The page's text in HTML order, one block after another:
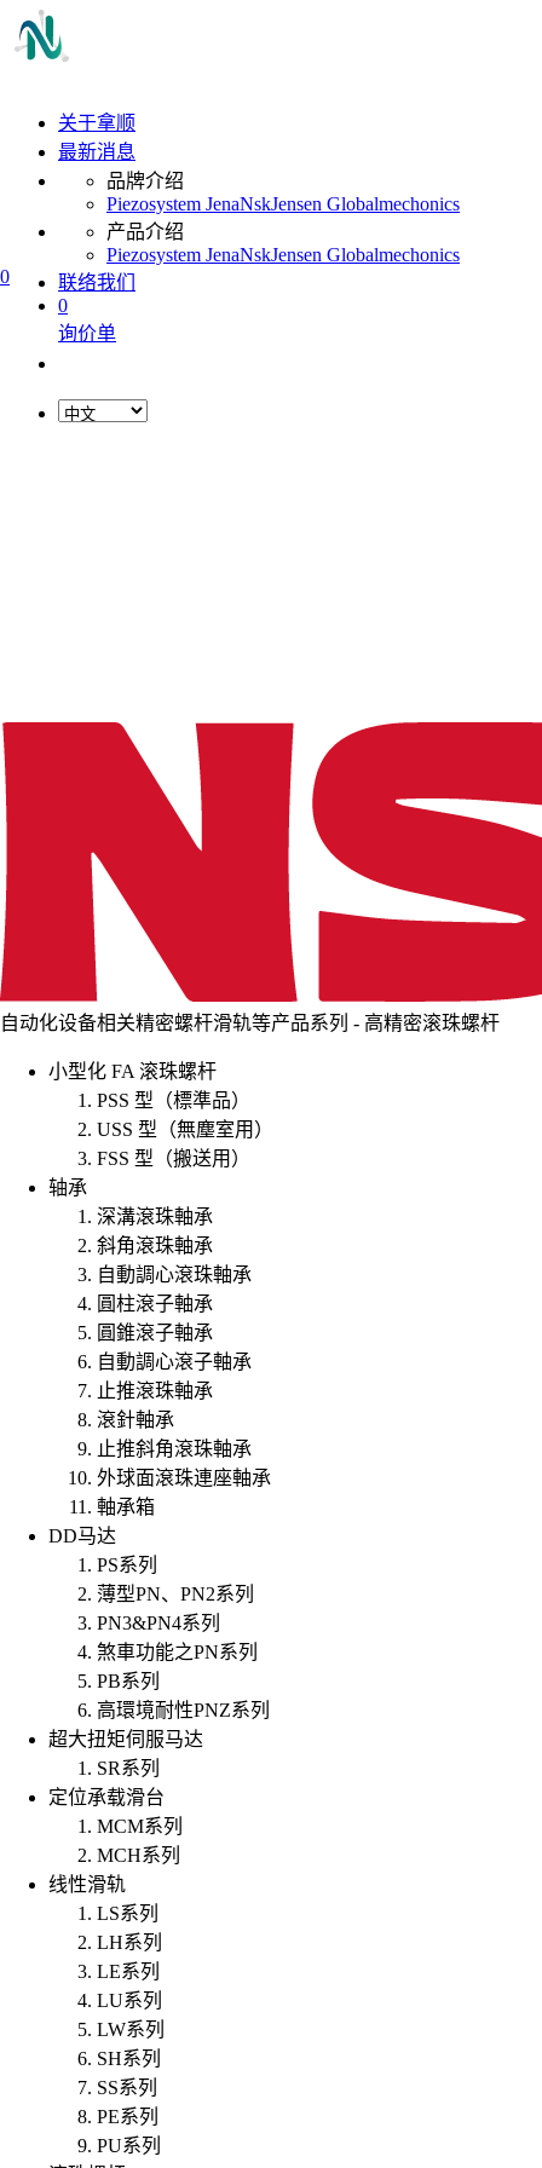
0
关于拿顺
最新消息
品牌介绍
Piezosystem JenaNskJensen Globalmechonics
产品介绍
Piezosystem JenaNskJensen Globalmechonics
联络我们
0
询价单
自动化设备相关精密螺杆滑轨等产品系列 - 高精密滚珠螺杆
小型化 FA 滚珠螺杆
PSS 型（標準品）
USS 型（無塵室用）
FSS 型（搬送用）
轴承
深溝滾珠軸承
斜角滾珠軸承
自動調心滾珠軸承
圓柱滾子軸承
圓錐滾子軸承
自動調心滾子軸承
止推滾珠軸承
滾針軸承
止推斜角滾珠軸承
外球面滾珠連座軸承
軸承箱
DD马达
PS系列
薄型PN、PN2系列
PN3&PN4系列
煞車功能之PN系列
PB系列
高環境耐性PNZ系列
超大扭矩伺服马达
SR系列
定位承载滑台
MCM系列
MCH系列
线性滑轨
LS系列
LH系列
LE系列
LU系列
LW系列
SH系列
SS系列
PE系列
PU系列